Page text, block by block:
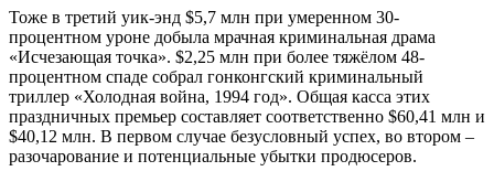
Тоже в третий уик-энд $5,7 млн при умеренном 30-
процентном уроне добыла мрачная криминальная драма
«Исчезающая точка». $2,25 млн при более тяжёлом 48-
процентном спаде собрал гонконгский криминальный
триллер «Холодная война, 1994 год». Общая касса этих
праздничных премьер составляет соответственно $60,41 млн и
$40,12 млн. В первом случае безусловный успех, во втором –
разочарование и потенциальные убытки продюсеров.